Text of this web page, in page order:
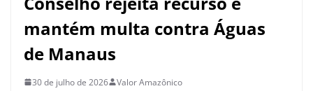
mantém multa contra Águas
de Manaus
30 de julho de 2026 Valor Amazônico